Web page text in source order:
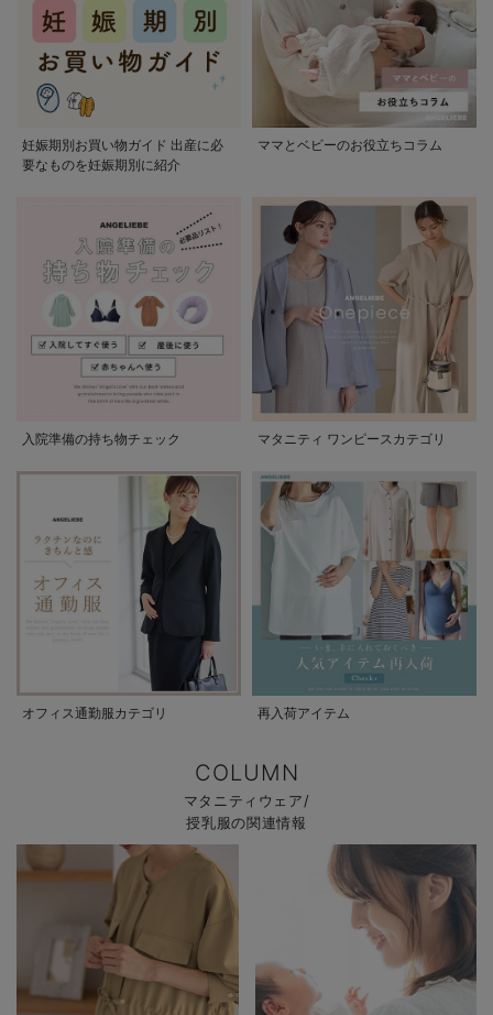
妊娠期別お買い物ガイド 出産に必
要なものを妊娠期別に紹介
ママとベビーのお役立ちコラム
入院準備の持ち物チェック マタニティ ワンピースカテゴリ
オフィス通勤服カテゴリ 再入荷アイテム
COLUMN
マタニティウェア/
授乳服の関連情報